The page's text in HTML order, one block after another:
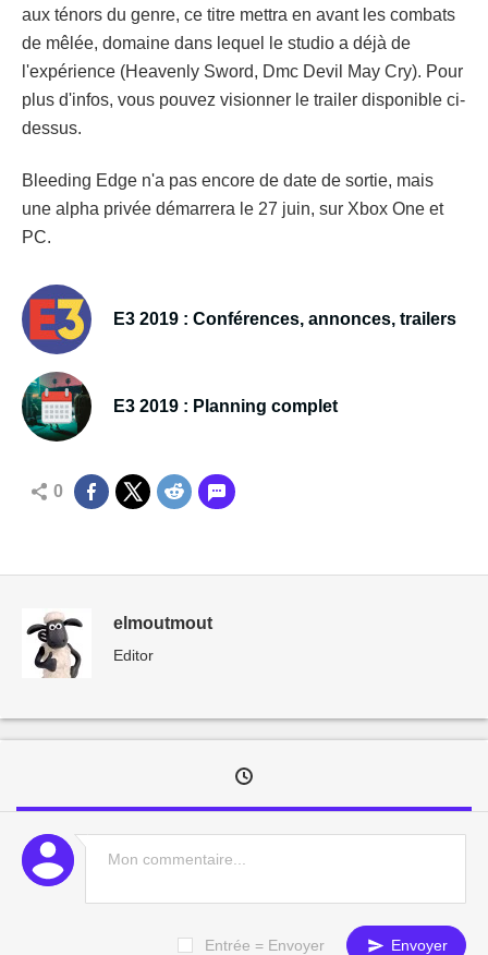
aux ténors du genre, ce titre mettra en avant les combats
de mêlée, domaine dans lequel le studio a déjà de
l'expérience (Heavenly Sword, Dmc Devil May Cry). Pour
plus d'infos, vous pouvez visionner le trailer disponible ci-
dessus.
Bleeding Edge n'a pas encore de date de sortie, mais
une alpha privée démarrera le 27 juin, sur Xbox One et
PC.
E3 2019 : Conférences, annonces, trailers
E3 2019 : Planning complet
0
elmoutmout
Editor
Entrée = Envoyer Envoyer